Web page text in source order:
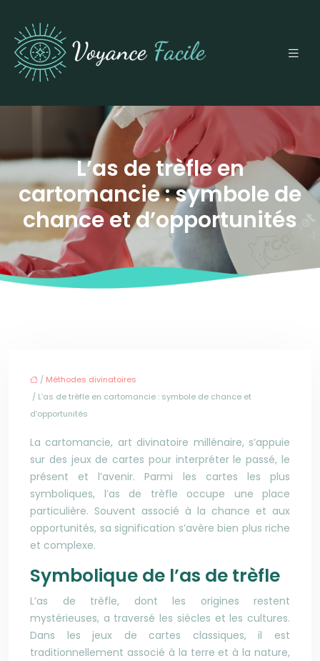
L’as de trèfle en
cartomancie : symbole de
chance et d’opportunités
/ Méthodes divinatoires
/ L’as de trèfle en cartomancie : symbole de chance et
d’opportunités
La cartomancie, art divinatoire millénaire, s’appuie
sur des jeux de cartes pour interpréter le passé, le
présent et l’avenir. Parmi les cartes les plus
symboliques, l’as de trèfle occupe une place
particulière. Souvent associé à la chance et aux
opportunités, sa signification s’avère bien plus riche
et complexe.
Symbolique de l’as de trèfle
L’as de trèfle, dont les origines restent
mystérieuses, a traversé les siècles et les cultures.
Dans les jeux de cartes classiques, il est
traditionnellement associé à la terre et à la nature,